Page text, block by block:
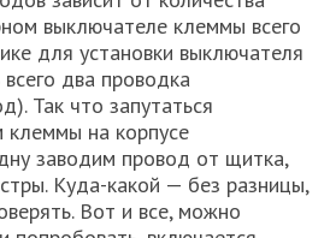
выключателе клеммы всего
для установки выключателя
два проводка
Так что запутаться
на корпусе
заводим провод от щитка,
Куда-какой — без разницы,
Вот и все, можно